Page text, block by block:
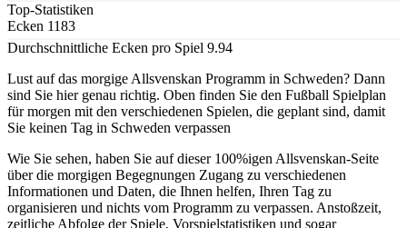
Top-Statistiken
Ecken 1183
Durchschnittliche Ecken pro Spiel 9.94
Lust auf das morgige Allsvenskan Programm in Schweden? Dann
sind Sie hier genau richtig. Oben finden Sie den Fußball Spielplan
für morgen mit den verschiedenen Spielen, die geplant sind, damit
Sie keinen Tag in Schweden verpassen
Wie Sie sehen, haben Sie auf dieser 100%igen Allsvenskan-Seite
über die morgigen Begegnungen Zugang zu verschiedenen
Informationen und Daten, die Ihnen helfen, Ihren Tag zu
organisieren und nichts vom Programm zu verpassen. Anstoßzeit,
zeitliche Abfolge der Spiele, Vorspielstatistiken und sogar